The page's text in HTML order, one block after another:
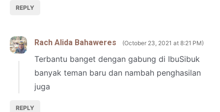
REPLY
Rach Alida Bahaweres October 23, 2021 at 8:21 PM
Terbantu banget dengan gabung di IbuSibuk
banyak teman baru dan nambah penghasilan
juga
REPLY